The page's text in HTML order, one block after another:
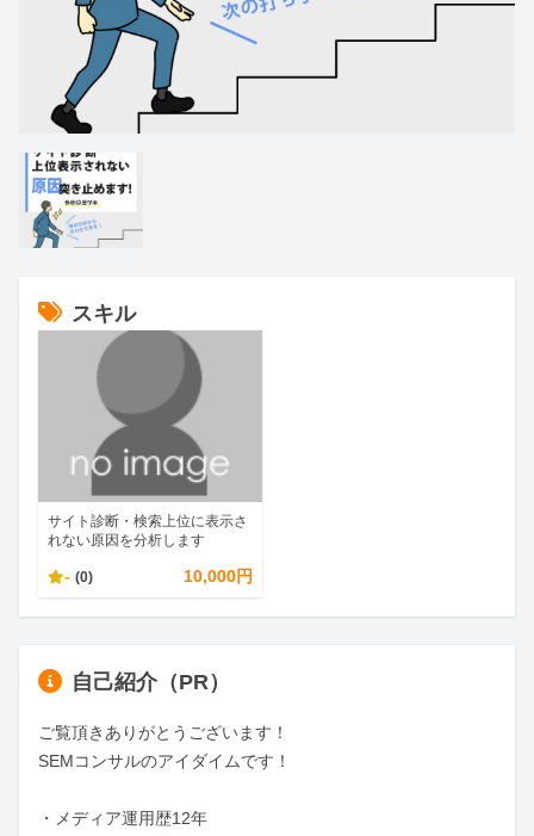
スキル
サイト診断・検索上位に表示さ
れない原因を分析します
- (0) 10,000円
自己紹介（PR）
ご覧頂きありがとうございます！
SEMコンサルのアイダイムです！
・メディア運用歴12年